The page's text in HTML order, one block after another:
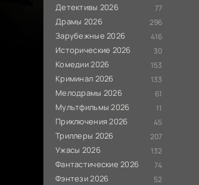
Детективы 2026 77
Драмы 2026 296
Зарубежные 2026 416
Исторические 2026 30
Комедии 2026 153
Криминал 2026 133
Мелодрамы 2026 61
Мультфильмы 2026 11
Приключения 2026 45
Триллеры 2026 207
Ужасы 2026 132
Фантастические 2026 74
Фэнтези 2026 52